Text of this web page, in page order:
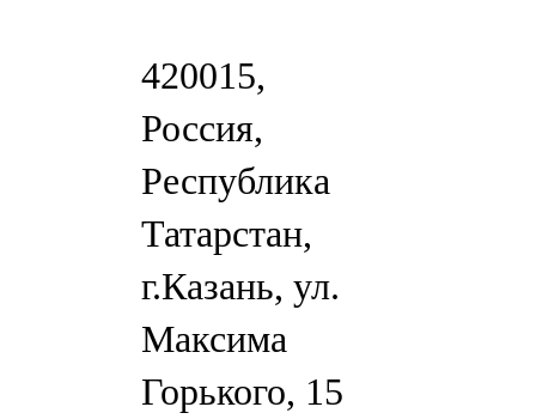
420015,
Россия,
Республика
Татарстан,
г.Казань, ул.
Максима
Горького, 15